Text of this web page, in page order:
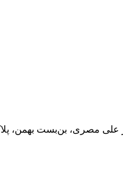
علی مصری، بن‌بست بهمن،